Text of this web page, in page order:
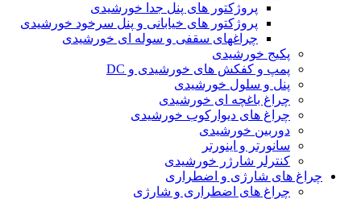
پروژکتور های پنل جدا خورشیدی
پروژکتور های خیابانی و پنل سرخود خورشیدی
چراغهای سقفی و سوله ای خورشیدی
پکیج خورشیدی
پمپ و کفکش های خورشیدی و DC
پنل و سلول خورشیدی
چراغ باغچه ای خورشیدی
چراغ های دیوارکوب خورشیدی
دوربین خورشیدی
سانورتر و اینورتر
کنترلر شارژر خورشیدی
چراغ های شارژی و اضطراری
چراغ های اضطراری و شارژی